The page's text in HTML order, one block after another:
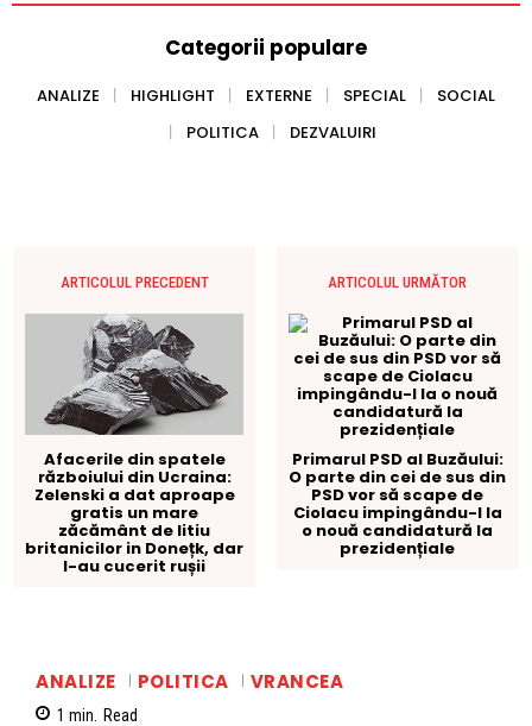
Categorii populare
ANALIZE HIGHLIGHT EXTERNE SPECIAL
SOCIAL
POLITICA
DEZVALUIRI
ARTICOLUL PRECEDENT
Afacerile din spatele
războiului din Ucraina:
Zelenski a dat aproape
gratis un mare
zăcământ de litiu
britanicilor in Donețk, dar
l-au cucerit rușii
ARTICOLUL URMĂTOR
Primarul PSD al Buzăului:
O parte din cei de sus din
PSD vor să scape de
Ciolacu impingându-l la
o nouă candidatură la
prezidențiale